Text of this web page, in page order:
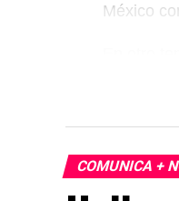
México
México,
país es
COMUNICA +